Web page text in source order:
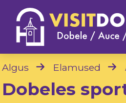
Algus Elamused
Dobeles